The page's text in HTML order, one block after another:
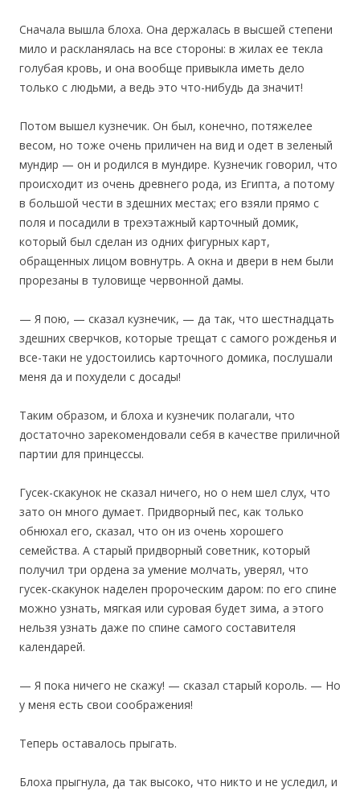
Сначала вышла блоха. Она держалась в высшей степени
мило и раскланялась на все стороны: в жилах ее текла
голубая кровь, и она вообще привыкла иметь дело
только с людьми, а ведь это что-нибудь да значит!
Потом вышел кузнечик. Он был, конечно, потяжелее
весом, но тоже очень приличен на вид и одет в зеленый
мундир — он и родился в мундире. Кузнечик говорил, что
происходит из очень древнего рода, из Египта, а потому
в большой чести в здешних местах; его взяли прямо с
поля и посадили в трехэтажный карточный домик,
который был сделан из одних фигурных карт,
обращенных лицом вовнутрь. А окна и двери в нем были
прорезаны в туловище червонной дамы.
— Я пою, — сказал кузнечик, — да так, что шестнадцать
здешних сверчков, которые трещат с самого рожденья и
все-таки не удостоились карточного домика, послушали
меня да и похудели с досады!
Таким образом, и блоха и кузнечик полагали, что
достаточно зарекомендовали себя в качестве приличной
партии для принцессы.
Гусек-скакунок не сказал ничего, но о нем шел слух, что
зато он много думает. Придворный пес, как только
обнюхал его, сказал, что он из очень хорошего
семейства. А старый придворный советник, который
получил три ордена за умение молчать, уверял, что
гусек-скакунок наделен пророческим даром: по его спине
можно узнать, мягкая или суровая будет зима, а этого
нельзя узнать даже по спине самого составителя
календарей.
— Я пока ничего не скажу! — сказал старый король. — Но
у меня есть свои соображения!
Теперь оставалось прыгать.
Блоха прыгнула, да так высоко, что никто и не уследил, и